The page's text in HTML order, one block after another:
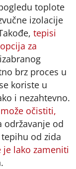
toplote
izolacije
tepisi
za
brz proces u
koriste u
i nezahtevno.
očistiti,
održavanje od
od zida
lako zameniti